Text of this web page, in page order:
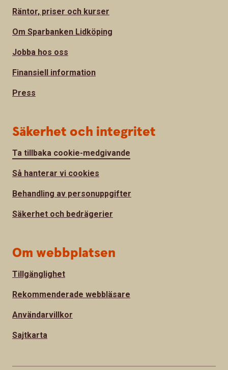
Räntor, priser och kurser
Om Sparbanken Lidköping
Jobba hos oss
Finansiell information
Press
Säkerhet och integritet
Ta tillbaka cookie-medgivande
Så hanterar vi cookies
Behandling av personuppgifter
Säkerhet och bedrägerier
Om webbplatsen
Tillgänglighet
Rekommenderade webbläsare
Användarvillkor
Sajtkarta